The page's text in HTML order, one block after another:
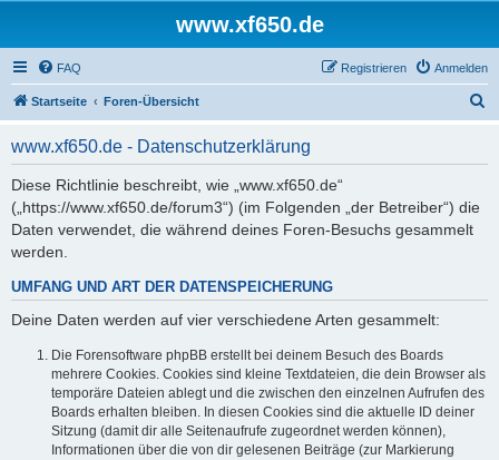
www.xf650.de
FAQ Anmelden
Registrieren
Startseite Foren-Übersicht
www.xf650.de - Datenschutzerklärung
Diese Richtlinie beschreibt, wie „www.xf650.de“
(„https://www.xf650.de/forum3“) (im Folgenden „der Betreiber“) die
Daten verwendet, die während deines Foren-Besuchs gesammelt
werden.
UMFANG UND ART DER DATENSPEICHERUNG
Deine Daten werden auf vier verschiedene Arten gesammelt:
Die Forensoftware phpBB erstellt bei deinem Besuch des Boards
mehrere Cookies. Cookies sind kleine Textdateien, die dein Browser als
temporäre Dateien ablegt und die zwischen den einzelnen Aufrufen des
Boards erhalten bleiben. In diesen Cookies sind die aktuelle ID deiner
Sitzung (damit dir alle Seitenaufrufe zugeordnet werden können),
Informationen über die von dir gelesenen Beiträge (zur Markierung